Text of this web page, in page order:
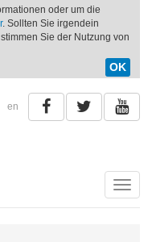
oder um die
. Sollten Sie irgendein
Sie der Nutzung von
OK
en
Toggle